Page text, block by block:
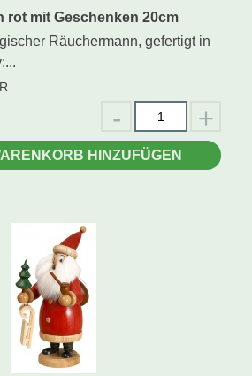
rot mit Geschenken 20cm
Räuchermann, gefertigt in
HINZUFÜGEN